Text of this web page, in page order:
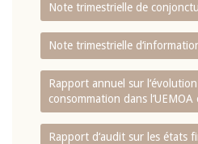
Note trimestrielle de
Note trimestrielle
Rapport annuel sur
consommation dans
Rapport d‘audit sur les états